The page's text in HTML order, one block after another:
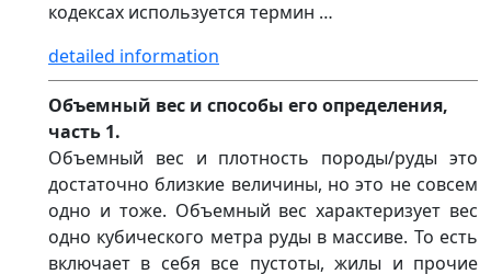
кодексах используется термин …
detailed information
Объемный вес и способы его определения,
часть 1.
Объемный вес и плотность породы/руды это
достаточно близкие величины, но это не совсем
одно и тоже. Объемный вес характеризует вес
одно кубического метра руды в массиве. То есть
включает в себя все пустоты, жилы и прочие